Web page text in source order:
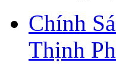
Chính
Thịnh